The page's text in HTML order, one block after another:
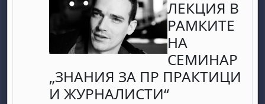
ЛЕКЦИЯ В
РАМКИТЕ
НА
СЕМИНАР
„ЗНАНИЯ ЗА ПР ПРАКТИЦИ
И ЖУРНАЛИСТИ“